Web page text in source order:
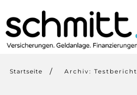
Startseite / Archiv: Testbericht